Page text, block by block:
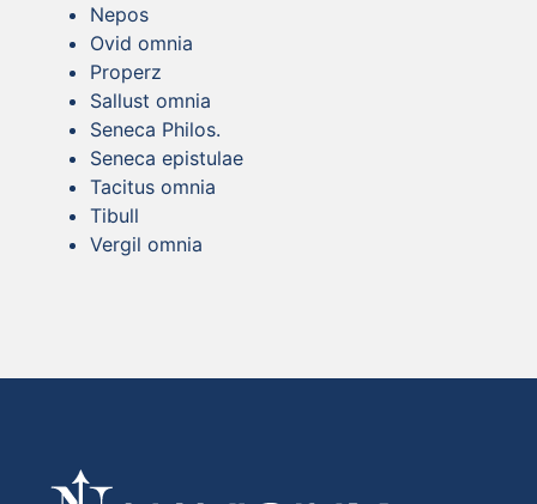
Nepos
Ovid omnia
Properz
Sallust omnia
Seneca Philos.
Seneca epistulae
Tacitus omnia
Tibull
Vergil omnia